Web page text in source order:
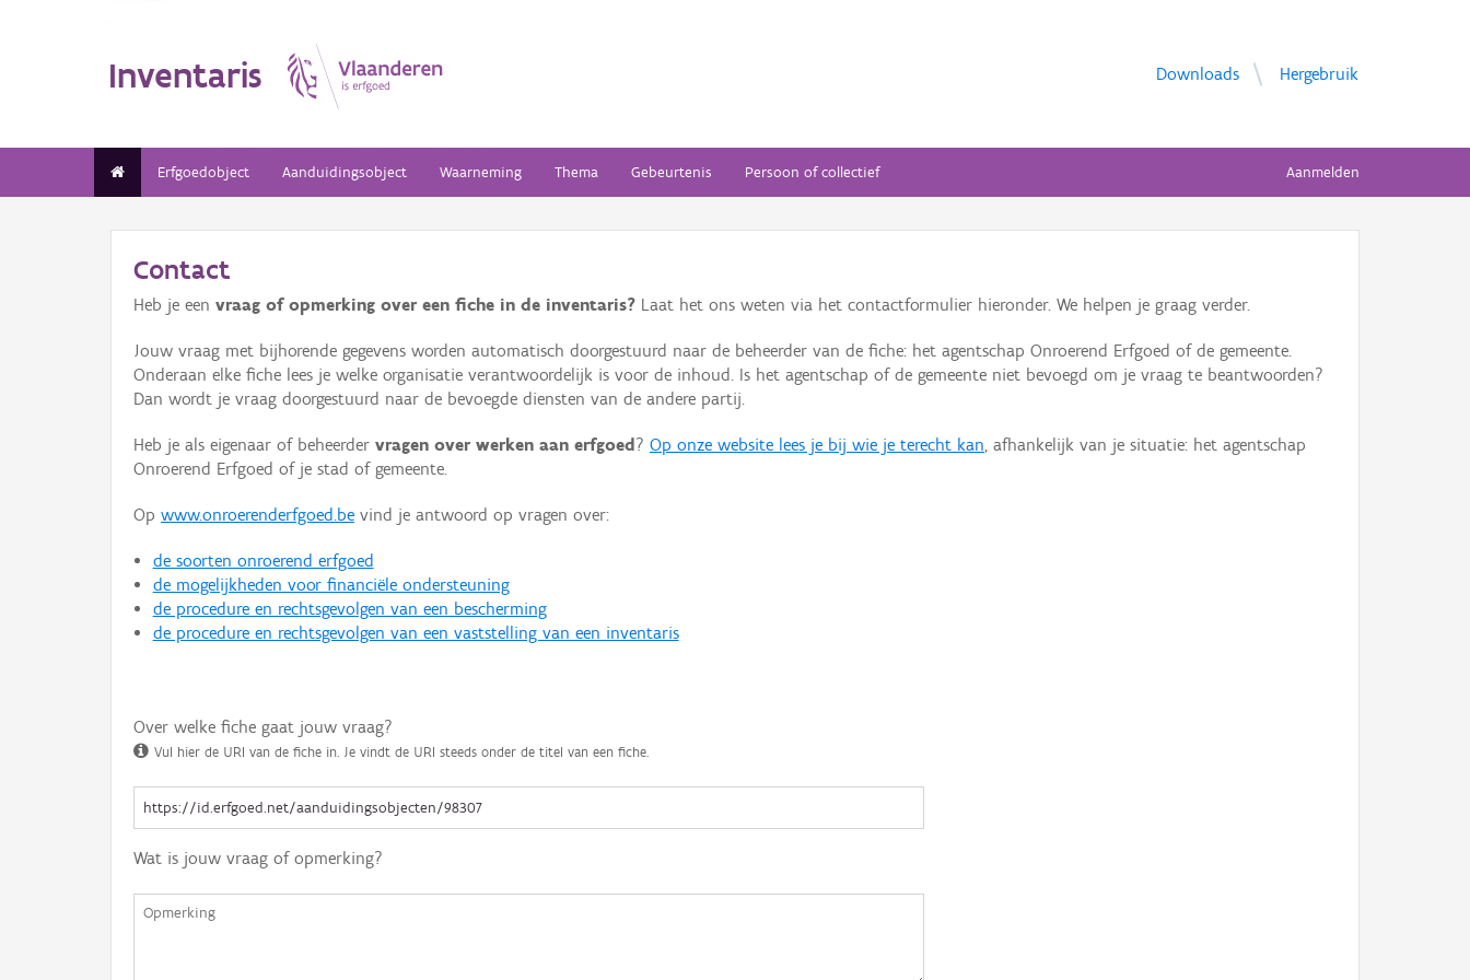
Inventaris Downloads Hergebruik
Erfgoedobject Aanduidingsobject Waarneming Thema Gebeurtenis Persoon of collectief Aanmelden
Contact
Heb je een vraag of opmerking over een fiche in de inventaris? Laat het ons weten via het contactformulier hieronder. We helpen je graag verder.
Jouw vraag met bijhorende gegevens worden automatisch doorgestuurd naar de beheerder van de fiche: het agentschap Onroerend Erfgoed of de gemeente.
Onderaan elke fiche lees je welke organisatie verantwoordelijk is voor de inhoud. Is het agentschap of de gemeente niet bevoegd om je vraag te beantwoorden?
Dan wordt je vraag doorgestuurd naar de bevoegde diensten van de andere partij.
Heb je als eigenaar of beheerder vragen over werken aan erfgoed ? Op onze website lees je bij wie je terecht kan, afhankelijk van je situatie: het agentschap
Onroerend Erfgoed of je stad of gemeente.
Op www.onroerenderfgoed.be vind je antwoord op vragen over:
de soorten onroerend erfgoed
de mogelijkheden voor financiële ondersteuning
de procedure en rechtsgevolgen van een bescherming
de procedure en rechtsgevolgen van een vaststelling van een inventaris
Over welke fiche gaat jouw vraag?
Vul hier de URI van de fiche in. Je vindt de URI steeds onder de titel van een fiche.
Wat is jouw vraag of opmerking?